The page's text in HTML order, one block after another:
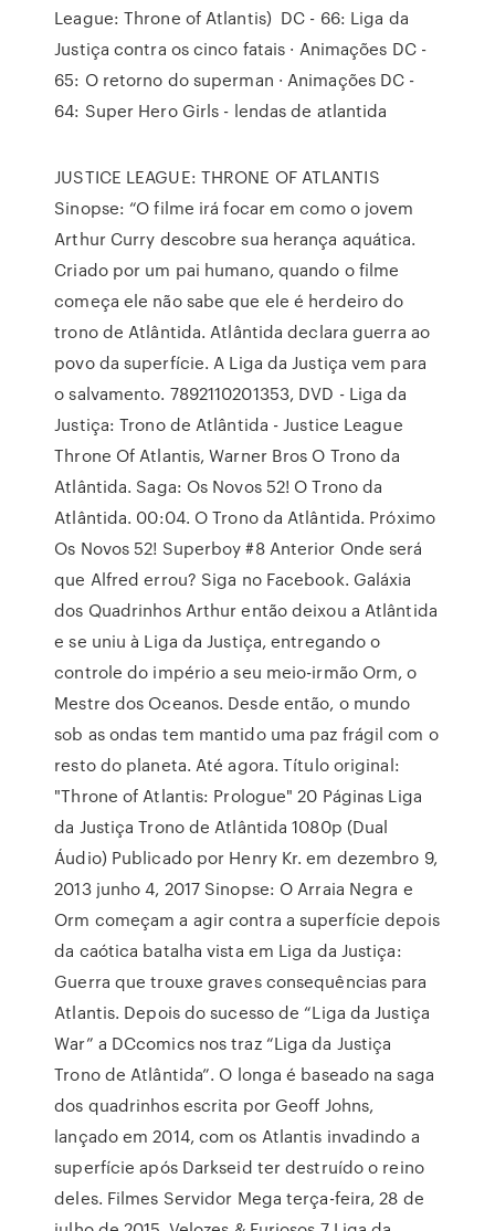
League: Throne of Atlantis) DC - 66: Liga da
Justiça contra os cinco fatais · Animações DC -
65: O retorno do superman · Animações DC -
64: Super Hero Girls - lendas de atlantida
JUSTICE LEAGUE: THRONE OF ATLANTIS
Sinopse: “O filme irá focar em como o jovem
Arthur Curry descobre sua herança aquática.
Criado por um pai humano, quando o filme
começa ele não sabe que ele é herdeiro do
trono de Atlântida. Atlântida declara guerra ao
povo da superfície. A Liga da Justiça vem para
o salvamento. 7892110201353, DVD - Liga da
Justiça: Trono de Atlântida - Justice League
Throne Of Atlantis, Warner Bros O Trono da
Atlântida. Saga: Os Novos 52! O Trono da
Atlântida. 00:04. O Trono da Atlântida. Próximo
Os Novos 52! Superboy #8 Anterior Onde será
que Alfred errou? Siga no Facebook. Galáxia
dos Quadrinhos Arthur então deixou a Atlântida
e se uniu à Liga da Justiça, entregando o
controle do império a seu meio-irmão Orm, o
Mestre dos Oceanos. Desde então, o mundo
sob as ondas tem mantido uma paz frágil com o
resto do planeta. Até agora. Título original:
"Throne of Atlantis: Prologue" 20 Páginas Liga
da Justiça Trono de Atlântida 1080p (Dual
Áudio) Publicado por Henry Kr. em dezembro 9,
2013 junho 4, 2017 Sinopse: O Arraia Negra e
Orm começam a agir contra a superfície depois
da caótica batalha vista em Liga da Justiça:
Guerra que trouxe graves consequências para
Atlantis. Depois do sucesso de “Liga da Justiça
War” a DCcomics nos traz “Liga da Justiça
Trono de Atlântida”. O longa é baseado na saga
dos quadrinhos escrita por Geoff Johns,
lançado em 2014, com os Atlantis invadindo a
superfície após Darkseid ter destruído o reino
deles. Filmes Servidor Mega terça-feira, 28 de